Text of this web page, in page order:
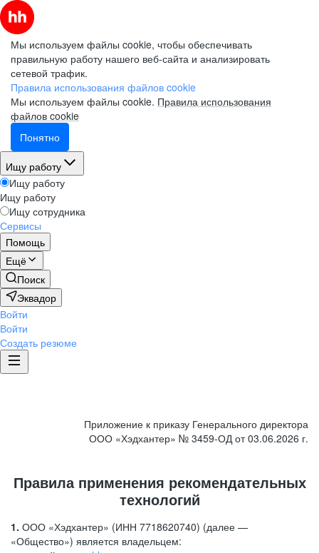
Мы используем файлы cookie, чтобы обеспечивать
правильную работу нашего веб-сайта и анализировать
сетевой трафик.
Правила использования файлов cookie
Мы используем файлы cookie. Правила использования
файлов cookie
Понятно
Ищу работу
Ищу работу
Ищу работу
Ищу сотрудника
Сервисы
Помощь
Ещё
Поиск
Эквадор
Войти
Войти
Создать резюме
Приложение к приказу Генерального директора
ООО «Хэдхантер» № 3459-ОД от 03.06.2026 г.
Правила применения рекомендательных
технологий
1. ООО «Хэдхантер» (ИНН 7718620740) (далее —
«Общество») является владельцем: